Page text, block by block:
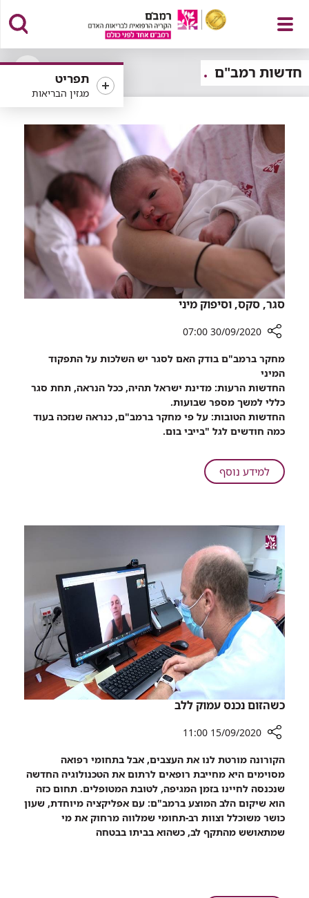
פתח
תפריט
תפריט
מגזין הבריאות
חדשות רמב"ם
של
סגר, סקס, וסיפוק מיני
שיתוף
סגר,
סקס,
וסיפוק
מיני
30/09/2020 07:00
מחקר ברמב"ם בודק האם לסגר יש השלכות על התפקוד
המיני
החדשות הרעות: מדינת ישראל תהיה, ככל הנראה, תחת סגר
כללי למשך מספר שבועות.
החדשות הטובות: על פי מחקר ברמב"ם, כנראה שנזכה בעוד
כמה חודשים לגל "בייבי בום.
למידע נוסףעל
סגר,
כשהזום נכנס עמוק ללב
שיתוף
כשהזום
נכנס
עמוק
ללב
15/09/2020 11:00
הקורונה מורטת לנו את העצבים, אבל בתחומי רפואה
מסוימים היא מחייבת רופאים לרתום את הטכנולוגיה החדשה
שנכנסה לחיינו בזמן המגיפה, לטובת המטופלים. תחום כזה
הוא שיקום הלב המוצע ברמב"ם: עם אפליקציה מיוחדת, שעון
כושר משוכלל וצוות רב-תחומי שמלווה מרחוק את מי
שמתאושש מהתקף לב, כשהוא בביתו בבטחה